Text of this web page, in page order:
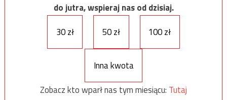
do jutra, wspieraj nas od dzisiaj.
30 zł
50 zł 100 zł
Inna kwota
Zobacz kto wparł nas tym miesiącu: Tutaj